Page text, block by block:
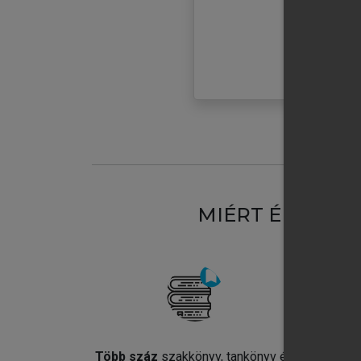
MIÉRT
Több száz szakkönyv, tankönyv és